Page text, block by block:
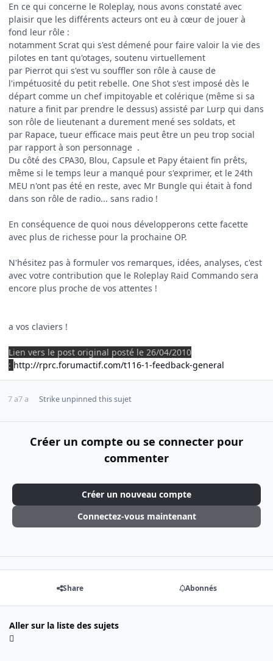
En ce qui concerne le Roleplay, nous avons constaté avec
plaisir que les différents acteurs ont eu à cœur de jouer à
fond leur rôle :
notamment Scrat qui s'est démené pour faire valoir la vie des
pilotes en tant qu'otages, soutenu virtuellement
par Pierrot qui s'est vu souffler son rôle à cause de
l'impétuosité du petit rebelle. One Shot s'est imposé dès le
départ comme un chef impitoyable et colérique (même si sa
nature a finit par prendre le dessus) assisté par Lurp qui dans
son rôle de lieutenant a durement mené ses soldats, et
par Rapace, tueur efficace mais peut être un peu trop social
par rapport à son personnage .
Du côté des CPA30, Blou, Capsule et Papy étaient fin prêts,
même si le temps leur a manqué pour s'exprimer, et le 24th
MEU n'ont pas été en reste, avec Mr Bungle qui était à fond
dans son rôle de radio... sans radio !
En conséquence de quoi nous développerons cette facette
avec plus de richesse pour la prochaine OP.
N'hésitez pas à formuler vos remarques, idées, analyses, c'est
avec votre contribution que le Roleplay Raid Commando sera
encore plus proche de vos attentes !
a vos claviers !
Lien vers le post original posté le 26/04/2010
: http://rprc.forumactif.com/t116-1-feedback-general
7 a7 a Strikeunpinned this sujet
Créer un compte ou se connecter pour
commenter
Créer un nouveau compte
Connectez-vous maintenant
Share Abonnés
Aller sur la liste des sujets